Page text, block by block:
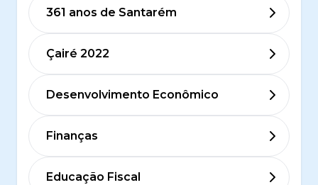
361 anos de Santarém
Çairé 2022
Desenvolvimento Econômico
Finanças
Educação Fiscal